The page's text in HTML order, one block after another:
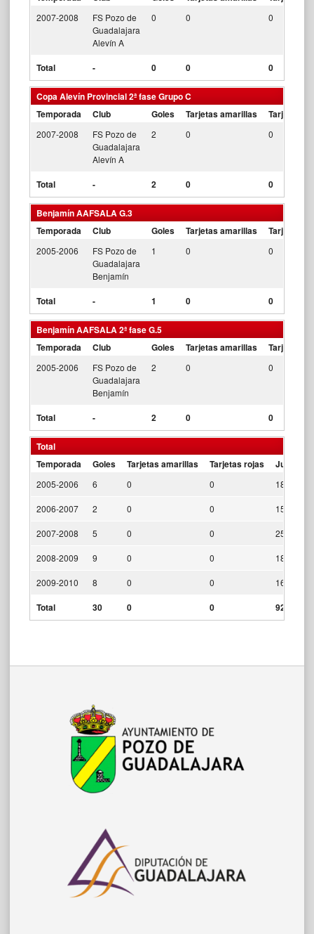
2007-2008
FS Pozo de
Guadalajara
Alevín A
0 0 0
Total - 0 0 0
Copa Alevín Provincial 2ª fase Grupo C
Temporada
Club Goles Tarjetas amarillas Tarjetas
2007-2008
FS Pozo de
Guadalajara
Alevín A
2 0 0
Total - 2 0 0
Benjamín AAFSALA G.3
Temporada
Club Goles Tarjetas amarillas Tarjetas
2005-2006
FS Pozo de
Guadalajara
Benjamín
1 0 0
Total - 1 0 0
Benjamín AAFSALA 2ª fase G.5
Temporada
Club Goles Tarjetas amarillas Tarjetas
2005-2006
FS Pozo de
Guadalajara
Benjamín
2 0 0
Total - 2 0 0
Total
Temporada
Goles Tarjetas amarillas Tarjetas rojas Jugados
2005-2006 6 0 0 18
2006-2007 2 0 0 15
2007-2008 5 0 0 25
2008-2009 9 0 0 18
2009-2010 8 0 0 16
Total 30 0 0 92